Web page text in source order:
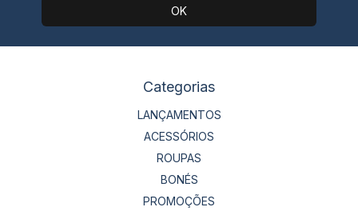
Categorias
LANÇAMENTOS
ACESSÓRIOS
ROUPAS
BONÉS
PROMOÇÕES